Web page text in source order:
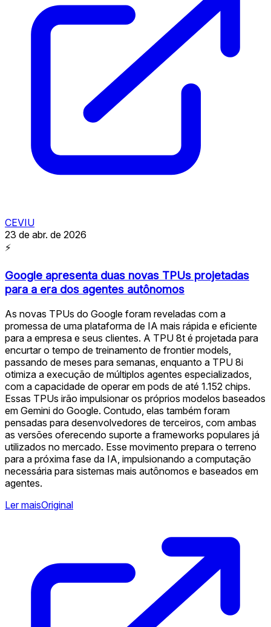
CEVIU
23 de abr. de 2026
⚡
Google apresenta duas novas TPUs projetadas
para a era dos agentes autônomos
As novas TPUs do Google foram reveladas com a
promessa de uma plataforma de IA mais rápida e eficiente
para a empresa e seus clientes. A TPU 8t é projetada para
encurtar o tempo de treinamento de frontier models,
passando de meses para semanas, enquanto a TPU 8i
otimiza a execução de múltiplos agentes especializados,
com a capacidade de operar em pods de até 1.152 chips.
Essas TPUs irão impulsionar os próprios modelos baseados
em Gemini do Google. Contudo, elas também foram
pensadas para desenvolvedores de terceiros, com ambas
as versões oferecendo suporte a frameworks populares já
utilizados no mercado. Esse movimento prepara o terreno
para a próxima fase da IA, impulsionando a computação
necessária para sistemas mais autônomos e baseados em
agentes.
Ler maisOriginal